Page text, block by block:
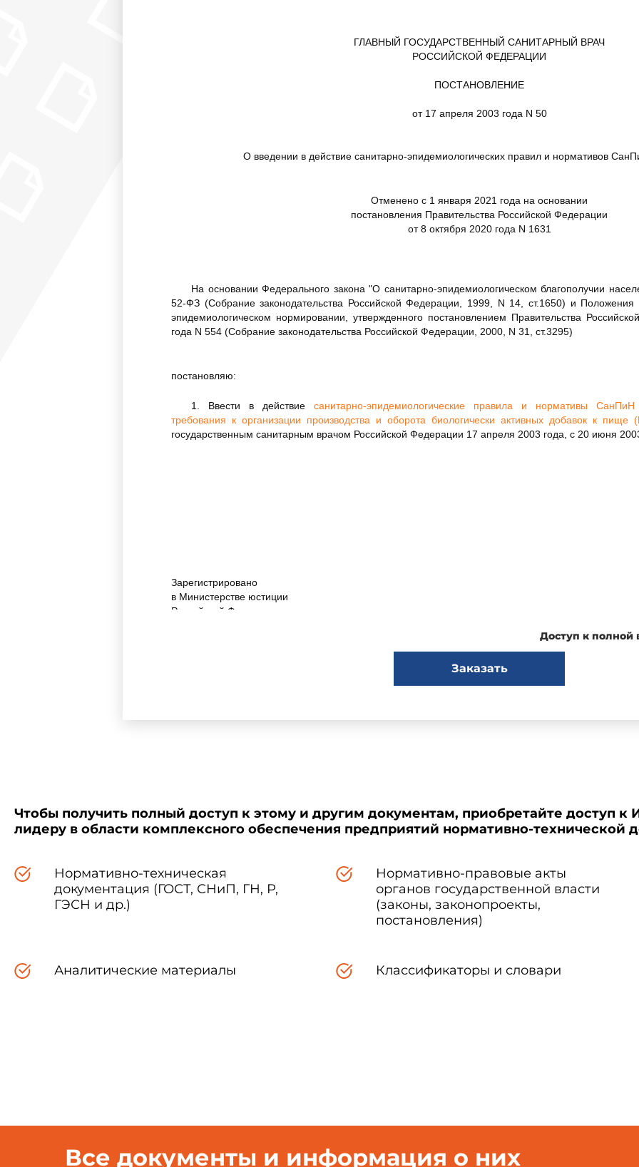
ГЛАВНЫЙ ГОСУДАРСТВЕННЫЙ САНИТАРНЫЙ ВРАЧ
РОССИЙСКОЙ ФЕДЕРАЦИИ
ПОСТАНОВЛЕНИЕ
от 17 апреля 2003 года N 50
О введении в действие санитарно-эпидемиологических правил и нормативов
Отменено с 1 января 2021 года на основании
постановления Правительства Российской Федерации
от 8 октября 2020 года N 1631
На основании Федерального закона "О санитарно-эпидемиологическом благополучии
52-ФЗ (Собрание законодательства Российской Федерации, 1999, N 14, ст.1650) и Положения
эпидемиологическом нормировании, утвержденного постановлением Правительства
года N 554 (Собрание законодательства Российской Федерации, 2000, N 31, ст.3295)
постановляю:
1. Ввести в действие санитарно-эпидемиологические правила и нормативы СанПиН
требования к организации производства и оборота биологически активных добавок к пище
государственным санитарным врачом Российской Федерации 17 апреля 2003 года, с 20 июня
Зарегистрировано
в Министерстве юстиции
Российской Федерации
дополнений в Закон Российской Федерации "О защите прав потребителей" и Кодекс
правонарушениях" от 09.01.96, N 2-ФЗ (Собрание законодательства Российской
законодательства Российской Федерации об охране здоровья граждан" от 22.07.93
Доступ к полной
Заказать
Чтобы получить полный доступ к этому и другим документам, приобретайте доступ к
лидеру в области комплексного обеспечения предприятий нормативно-технической
Нормативно-техническая
документация (ГОСТ, СНиП, ГН, Р,
ГЭСН и др.)
Нормативно-правовые акты
органов государственной власти
(законы, законопроекты,
постановления)
Аналитические материалы Классификаторы и словари
Все документы и информация о них